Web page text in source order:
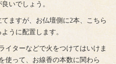
いでしょう。
ますが、お仏壇側に2本、こちら
うに配置します。
イターなどで火をつけてはいけま
使って、お線香の本数に関わら